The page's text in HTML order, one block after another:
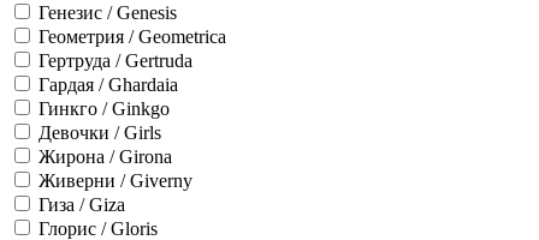
Генезис / Genesis
Геометрия / Geometrica
Гертруда / Gertruda
Гардая / Ghardaia
Гинкго / Ginkgo
Девочки / Girls
Жирона / Girona
Живерни / Giverny
Гиза / Giza
Глорис / Gloris